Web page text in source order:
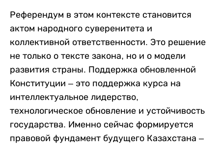
Референдум в этом контексте становится
актом народного суверенитета и
коллективной ответственности. Это решение
не только о тексте закона, но и о модели
развития страны. Поддержка обновленной
Конституции – это поддержка курса на
интеллектуальное лидерство,
технологическое обновление и устойчивость
государства. Именно сейчас формируется
правовой фундамент будущего Казахстана –